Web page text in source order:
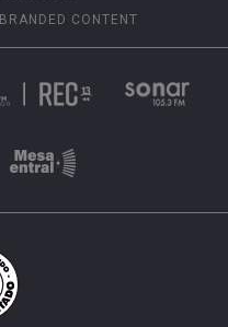
BRANDED CONTENT